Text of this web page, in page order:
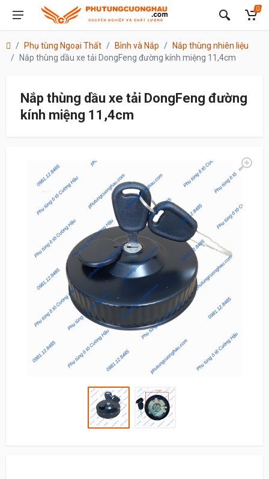
0
Phụ tùng Ngoại Thất Bình và Nắp
Nắp thùng nhiên liệu
Nắp thùng dầu xe tải DongFeng đường kính miệng 11,4cm
Nắp thùng dầu xe tải DongFeng đường
kính miệng 11,4cm